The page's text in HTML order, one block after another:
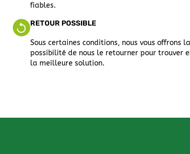
fiables.
RETOUR POSSIBLE
Sous certaines conditions, nous vous offrons la
possibilité de nous le retourner pour trouver
la meilleure solution.